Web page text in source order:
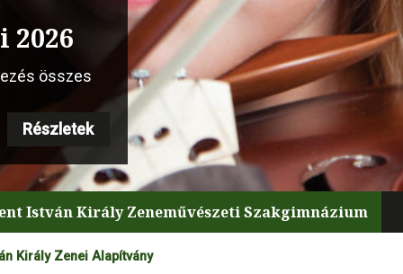
2026
összes
Részletek
Részletek
István Király Zeneművészeti Szakgimnázium
Király Zenei Alapítvány